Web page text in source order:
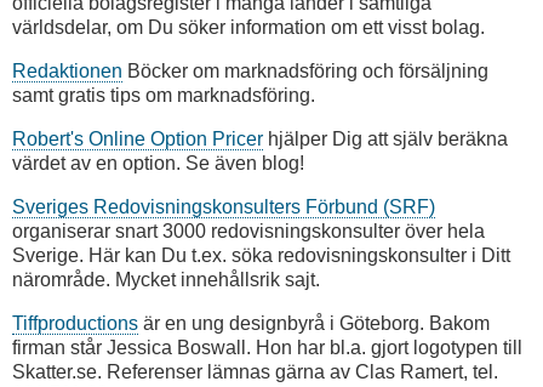
världsdelar, om Du söker information om ett visst bolag.
Redaktionen Böcker om marknadsföring och försäljning
samt gratis tips om marknadsföring.
Robert's Online Option Pricer hjälper Dig att själv beräkna
värdet av en option. Se även blog!
Sveriges Redovisningskonsulters Förbund (SRF)
organiserar snart 3000 redovisningskonsulter över hela
Sverige. Här kan Du t.ex. söka redovisningskonsulter i Ditt
närområde. Mycket innehållsrik sajt.
Tiffproductions är en ung designbyrå i Göteborg. Bakom
firman står Jessica Boswall. Hon har bl.a. gjort logotypen till
Skatter.se. Referenser lämnas gärna av Clas Ramert, tel.